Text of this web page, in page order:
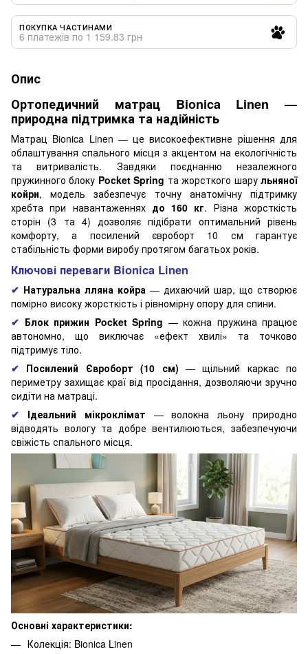
ПОКУПКА ЧАСТИНАМИ
6 платежів по 1 159.83 грн
Опис
Ортопедичний матрац Bionica Linen —
природна підтримка та надійність
Матрац Bionica Linen — це високоефективне рішення для
облаштування спального місця з акцентом на екологічність
та витривалість. Завдяки поєднанню незалежного
пружинного блоку Pocket Spring та жорсткого шарульняної
койри, модель забезпечує точну анатомічну підтримку
хребта при навантаженнях до 160 кг. Різна жорсткість
сторін (3 та 4) дозволяє підібрати оптимальний рівень
комфорту, а посилений євроборт 10 см гарантує
стабільність форми виробу протягом багатьох років.
Ключові переваги Bionica Linen
✔ Натуральна лляна койра — дихаючий шар, що створює
помірно високу жорсткість і рівномірну опору для спини.
✔ Блок прижин Pocket Spring — кожна пружина працює
автономно, що виключає «ефект хвилі» та точково
підтримує тіло.
✔ Посилений Євроборт (10 см) — щільний каркас по
периметру захищає краї від просідання, дозволяючи зручно
сидіти на матраці.
✔
Ідеальний мікроклімат — волокна льону природно
відводять вологу та добре вентилюються, забезпечуючи
свіжість спального місця.
Основні характеристики:
Колекція: Bionica Linen